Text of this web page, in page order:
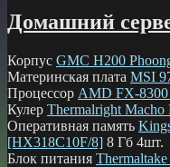
Домашний
Корпус GMC H200
Материнская плата MSI
Процессор AMD FX-
Кулер Thermalright Macho
Оперативная память
[HX318C10F/8] 8 Гб 4шт.
Блок питания